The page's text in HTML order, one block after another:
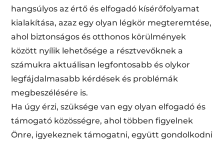
hangsúlyos az értő és elfogadó kísérőfolyamat
kialakítása, azaz egy olyan légkör megteremtése,
ahol biztonságos és otthonos körülmények
között nyílik lehetősége a résztvevőknek a
számukra aktuálisan legfontosabb és olykor
legfájdalmasabb kérdések és problémák
megbeszélésére is.
Ha úgy érzi, szüksége van egy olyan elfogadó és
támogató közösségre, ahol többen figyelnek
Önre, igyekeznek támogatni, együtt gondolkodni